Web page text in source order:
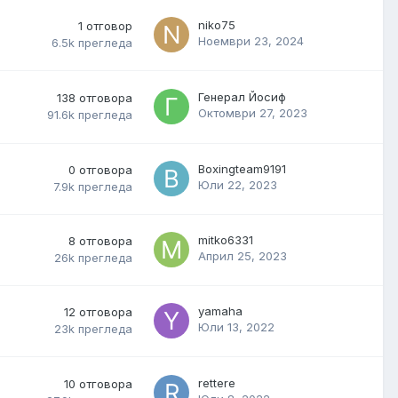
1 отговор
6.5k прегледа
niko75
Ноември 23, 2024
138 отговора
91.6k прегледа
Генерал Йосиф
Октомври 27, 2023
0 отговора
7.9k прегледа
Boxingteam9191
Юли 22, 2023
8 отговора
26k прегледа
mitko6331
Април 25, 2023
12 отговора
23k прегледа
yamaha
Юли 13, 2022
10 отговора
rettere